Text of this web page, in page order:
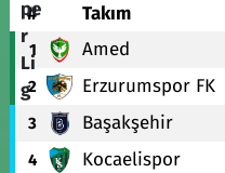
# Takım
1 Amed
2 Erzurumspor FK
3 Başakşehir
4 Kocaelispor